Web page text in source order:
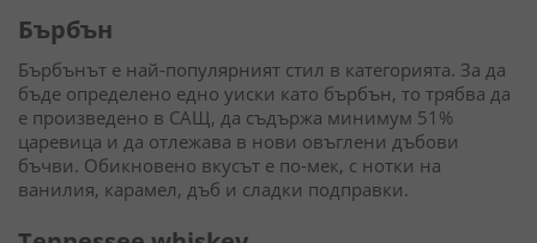
Бърбън
Бърбънът е най-популярният стил в категорията. За да
бъде определено едно уиски като бърбън, то трябва да
е произведено в САЩ, да съдържа минимум 51%
царевица и да отлежава в нови овъглени дъбови
бъчви. Обикновено вкусът е по-мек, с нотки на
ванилия, карамел, дъб и сладки подправки.